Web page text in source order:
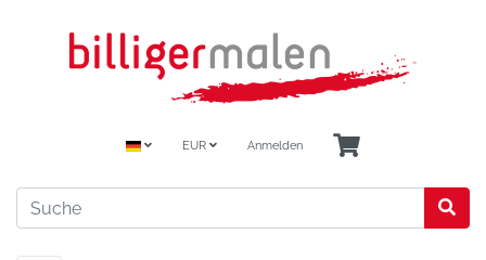
EUR Anmelden